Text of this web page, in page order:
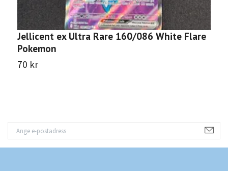
Jellicent ex Ultra Rare 160/086 White Flare
Pokemon
70 kr